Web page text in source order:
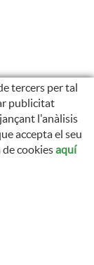
tercers per tal
publicitat
l'anàlisis
accepta el seu
cookiesaquí